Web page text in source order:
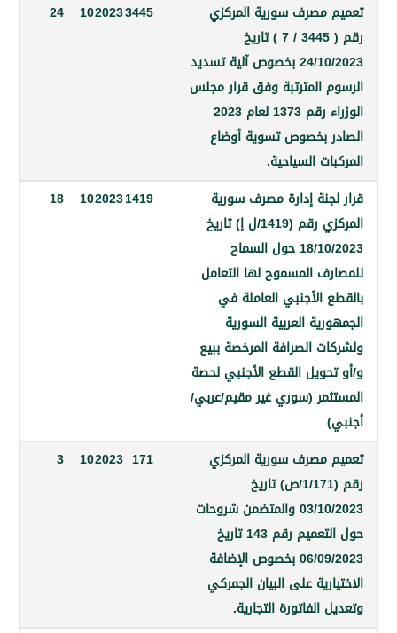
سورية المركزي
رقم ( 3445 / 7 ) تاريخ
24/10/2023 بخصوص آلية تسديد
المترتبة وفق قرار مجلس
الوزراء رقم 1373 لعام 2023
بخصوص تسوية أوضاع
السياحية.
3445
10
24
إدارة مصرف سورية
المركزي رقم (1419/ل إ) تاريخ
18/10/2023 حول السماح
المسموح لها التعامل
الأجنبي العاملة في
العربية السورية
الصرافة المرخصة ببيع
القطع الأجنبي لحصة
(سوري غير مقيم/عربي/
1419
10
18
سورية المركزي
رقم (1/171/ص) تاريخ
03/10/2023 والمتضمن شروحات
حول التعميم رقم 143 تاريخ
06/09/2023 بخصوص الإضافة
على البيان الجمركي
التجارية.
171
10
3